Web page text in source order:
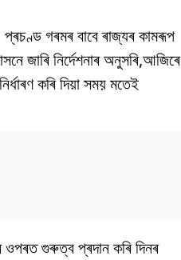
গৰমৰ বাবে ৰাজ্যৰ কামৰূপ
জাৰি নিৰ্দেশনাৰ অনুসৰি,আজিৰে
কৰি দিয়া সময় মতেই
গুৰুত্ব প্ৰদান কৰি দিনৰ